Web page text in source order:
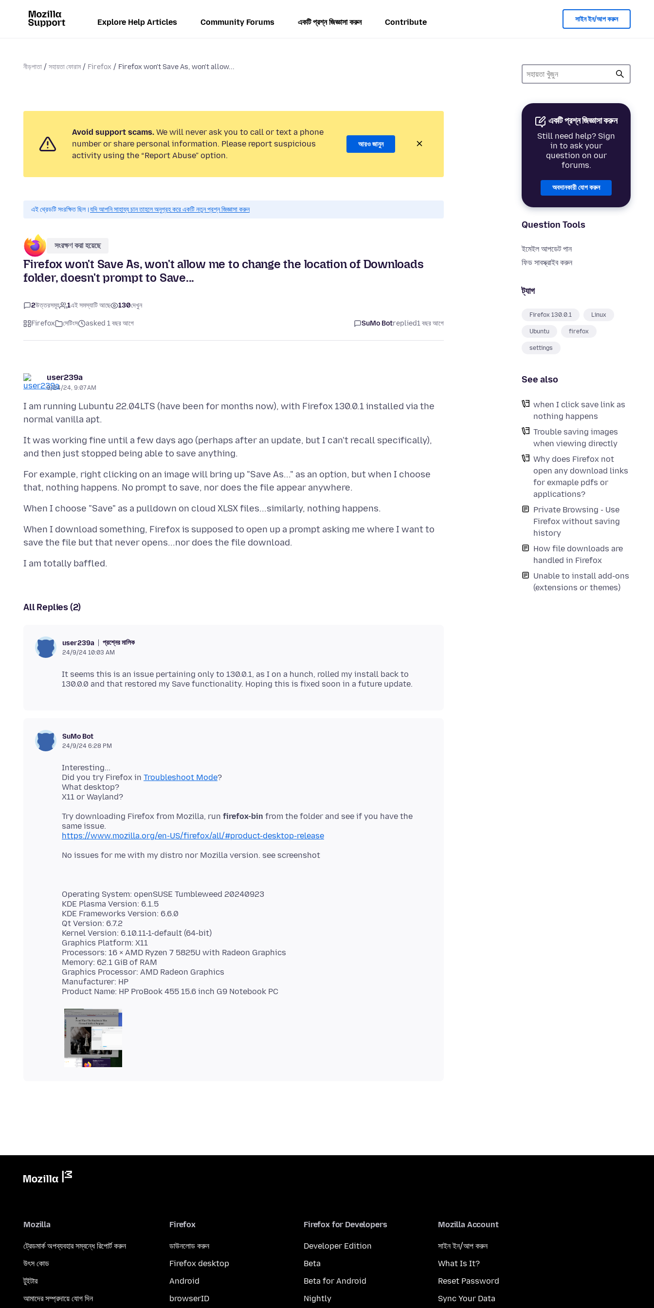
Explore Help Articles Community Forums একটি প্রশ্ন জিজ্ঞাসা করুন Contribute সাইন ইন/আপ করুন
নীড়পাতা সহায়তা ফোরাম Firefox Firefox won't Save As, won't allow...
একটি প্রশ্ন জিজ্ঞাসা করুন
Still need help? Sign
in to ask your
question on our
forums.
অবদানকারী যোগ করুন
Question Tools
ইমেইল আপডেট পান
ফিড সাবস্ক্রাইব করুন
ট্যাগ
Firefox 130.0.1 Linux
Ubuntu firefox
settings
See also
when I click save link as
nothing happens
Trouble saving images
when viewing directly
Why does Firefox not
open any download links
for exmaple pdfs or
applications?
Private Browsing - Use
Firefox without saving
history
How file downloads are
handled in Firefox
Unable to install add-ons
(extensions or themes)
Avoid support scams. We will never ask you to call or text a phone
number or share personal information. Please report suspicious
activity using the “Report Abuse” option.
আরও জানুন
এই থ্রেডটি সংরক্ষিত ছিল।যদি আপনি সাহায্য চান তাহলে অনুগ্রহ করে একটি নতুন প্রশ্ন জিজ্ঞাসা করুন
সংরক্ষণ করা হয়েছে
Firefox won't Save As, won't allow me to change the location of Downloads
folder, doesn't prompt to Save...
2উত্তরসমূহ 1এই সমস্যাটি আছে 130দেখুন
Firefox সেটিংস asked 1 বছর আগে SuMo Botreplied1 বছর আগে
user239a
9/24/24, 9:07 AM
I am running Lubuntu 22.04LTS (have been for months now), with Firefox 130.0.1 installed via the
It was working fine until a few days ago (perhaps after an update, but I can't recall specifically),
For example, right clicking on an image will bring up "Save As..." as an option, but when I choose
When I download something, Firefox is supposed to open up a prompt asking me where I want to
All Replies (2)
user239a প্রশ্নের মালিক
24/9/24 10:03 AM
It seems this is an issue pertaining only to 130.0.1, as I on a hunch, rolled my install back to
SuMo Bot
24/9/24 6:28 PM
Interesting...
Did you try Firefox in Troubleshoot Mode?
What desktop?
Try downloading Firefox from Mozilla, run firefox-bin from the folder and see if you have the
https://www.mozilla.org/en-US/firefox/all/#product-desktop-release
Operating System: openSUSE Tumbleweed 20240923
KDE Plasma Version: 6.1.5
KDE Frameworks Version: 6.6.0
Qt Version: 6.7.2
Kernel Version: 6.10.11-1-default (64-bit)
Graphics Platform: X11
Processors: 16 × AMD Ryzen 7 5825U with Radeon Graphics
Memory: 62.1 GiB of RAM
Graphics Processor: AMD Radeon Graphics
Manufacturer: HP
Mozilla
ট্রেডমার্ক অপব্যবহার সম্বন্ধে রিপোর্ট করুন
উৎস কোড
টুইটার
আমাদের সম্প্রদায়ে যোগ দিন
Firefox
ডাউনলোড করুন
Firefox desktop
Android
browserID
Firefox for Developers
Developer Edition
Beta
Beta for Android
Nightly
Mozilla Account
সাইন ইন/আপ করুন
What Is It?
Reset Password
Sync Your Data